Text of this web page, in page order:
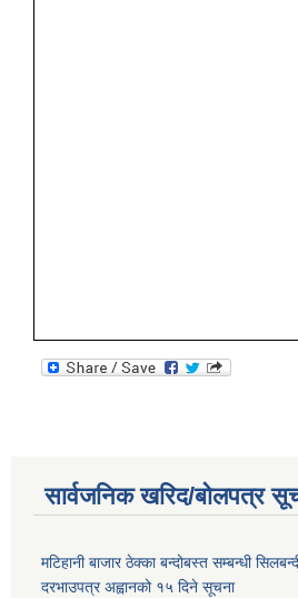
सार्वजनिक खरिद/बोलपत्र
मटिहानी बाजार ठेक्का बन्दोबस्त सम्बन्धी
दरभाउपत्र अह्वानको १५ दिने सूचना